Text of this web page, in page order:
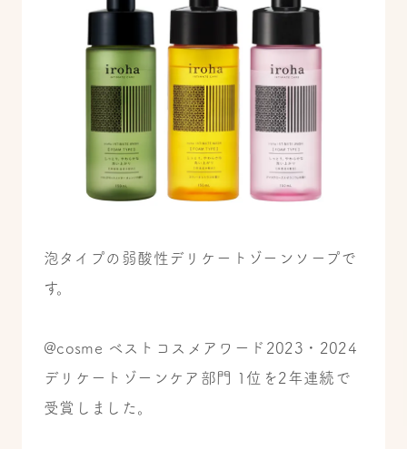
泡タイプの弱酸性デリケートゾーンソープで
す。
@cosme ベストコスメアワード2023・2024
デリケートゾーンケア部門 1位を2年連続で
受賞しました。